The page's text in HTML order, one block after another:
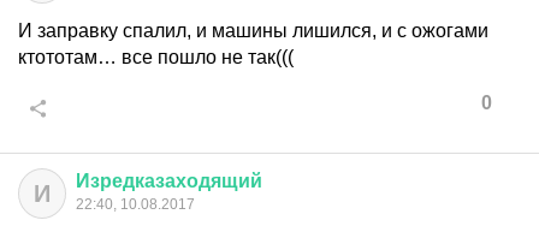
И заправку спалил, и машины лишился, и с ожогами
ктототам… все пошло не так(((
0
И Изредказаходящий
22:40, 10.08.2017